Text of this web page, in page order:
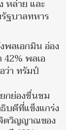
หล่าย และ
ฐบาลทหาร
ลเอกมิน อ่อง
พลเอ
ว่า ทรัมป์
กย่องชื่นชม
บดีที่แข็งแกร่ง
ตวิญญาณของ